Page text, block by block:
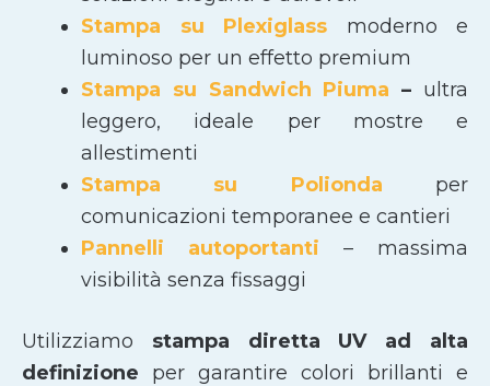
Stampa su Plexiglass moderno e
luminoso per un effetto premium
Stampa su Sandwich Piuma – ultra
leggero, ideale per mostre e
allestimenti
Stampa su Polionda per
comunicazioni temporanee e cantieri
Pannelli autoportanti – massima
visibilità senza fissaggi
Utilizziamo stampa diretta UV ad alta
definizione per garantire colori brillanti e